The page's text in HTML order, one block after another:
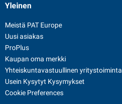
Yleinen
Meistä PAT Europe
Uusi asiakas
ProPlus
Kaupan oma merkki
Yhteiskuntavastuullinen yritystoiminta
Usein Kysytyt Kysymykset
Cookie Preferences